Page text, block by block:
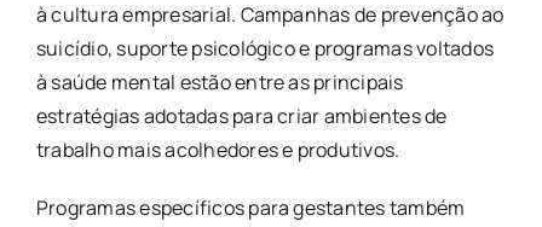
à cultura empresarial. Campanhas de prevenção ao
suicídio, suporte psicológico e programas voltados
à saúde mental estão entre as principais
estratégias adotadas para criar ambientes de
trabalho mais acolhedores e produtivos.
Programas específicos para gestantes também